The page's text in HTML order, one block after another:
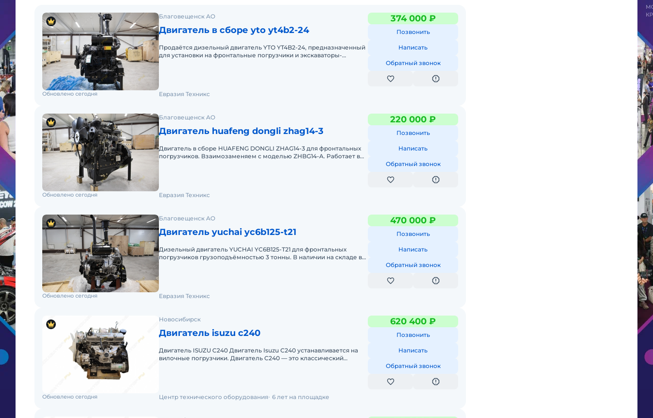
Благовещенск АО
Двигатель в сборе yto yt4b2-24
Продаётся дизельный двигатель YTO YT4B2-24, предназначенный
для установки на фронтальные погрузчики и экскаваторы-
374 000 ₽
Позвонить
Написать
Обратный звонок
Обновлено сегодня Евразия Техникс
Благовещенск АО
Двигатель huafeng dongli zhag14-3
Двигатель в сборе HUAFENG DONGLI ZHAG14-3 для фронтальных
погрузчиков. Взаимозаменяем с моделью ZHBG14-A. Работает в
220 000 ₽
Позвонить
Написать
Обратный звонок
Обновлено сегодня Евразия Техникс
Благовещенск АО
Двигатель yuchai yc6b125-t21
Дизельный двигатель YUCHAI YC6B125-T21 для фронтальных
погрузчиков грузоподъёмностью 3 тонны. В наличии на складе в
470 000 ₽
Позвонить
Написать
Обратный звонок
Обновлено сегодня Евразия Техникс
Новосибирск
Двигатель isuzu c240
Двигатель ISUZU C240 Двигатель Isuzu C240 устанавливается на
вилочные погрузчики. Двигатель C240 — это классический
620 400 ₽
Позвонить
Написать
Обратный звонок
Обновлено сегодня Центр технического оборудования 6 лет на площадке